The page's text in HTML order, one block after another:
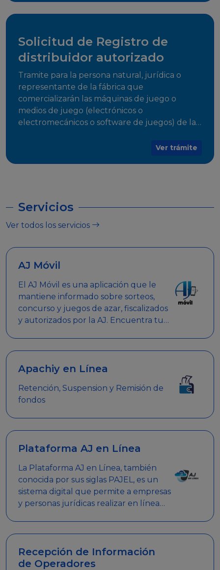
Solicitud de Registro de
distribuidor autorizado
Tramite para la persona natural, jurídica o
representante de la fábrica que
comercializarán las máquinas de juego o
medios de juego (electrónicos o
electromecánicos o software de juegos) de las
Ver trámite
Servicios
Ver todos los servicios
AJ Móvil
El AJ Móvil es una aplicación que le
mantiene informado sobre sorteos,
concurso y juegos de azar, fiscalizados
y autorizados por la AJ. Encuentra tus
clave.
Apachiy en Línea
Retención, Suspension y Remisión de
fondos
Plataforma AJ en Línea
La Plataforma AJ en Línea, también
conocida por sus siglas PAJEL, es un
sistema digital que permite a empresas
y personas jurídicas realizar en línea
Recepción de Información
de Operadores